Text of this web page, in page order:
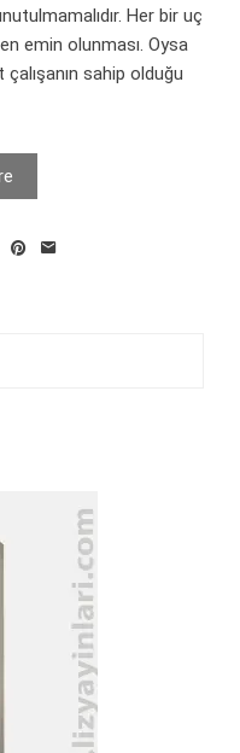
Her bir uç
emin olunması. Oysa
sahip olduğu